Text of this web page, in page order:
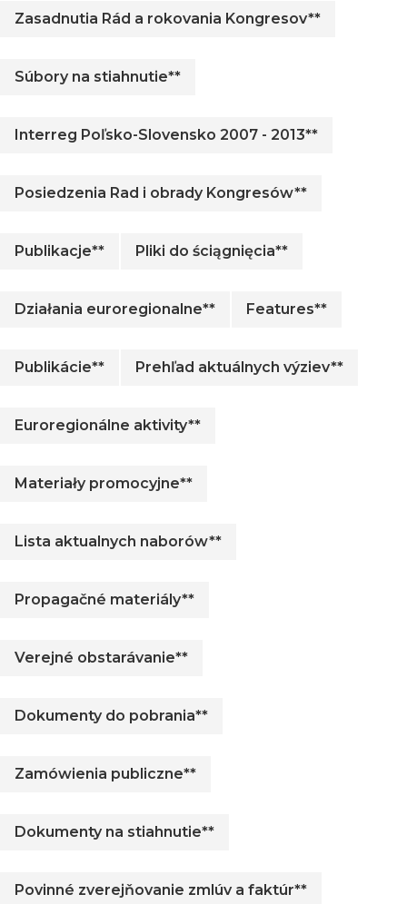
Zasadnutia Rád a rokovania Kongresov**
Súbory na stiahnutie**
Interreg Poľsko-Slovensko 2007 - 2013**
Posiedzenia Rad i obrady Kongresów**
Publikacje** Pliki do ściągnięcia**
Działania euroregionalne** Features**
Publikácie** Prehľad aktuálnych výziev**
Euroregionálne aktivity**
Materiały promocyjne**
Lista aktualnych naborów**
Propagačné materiály**
Verejné obstarávanie**
Dokumenty do pobrania**
Zamówienia publiczne**
Dokumenty na stiahnutie**
Povinné zverejňovanie zmlúv a faktúr**